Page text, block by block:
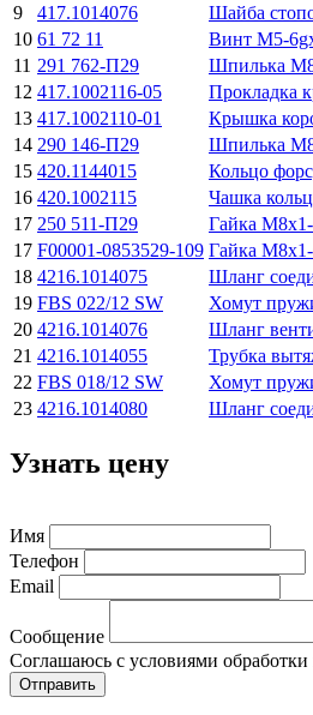
9
417.1014076 Шайба
10 61 72 11 Винт М5-
11 291 762-П29 Шпилька
12 417.1002116-05 Прокладка
13 417.1002110-01 Крышка
14 290 146-П29 Шпилька
15 420.1144015 Кольцо
16 420.1002115 Чашка
17 250 511-П29 Гайка
17 F00001-0853529-109 Гайка
18 4216.1014075 Шланг
19 FBS 022/12 SW Хомут
20 4216.1014076 Шланг
21 4216.1014055 Трубка
22 FBS 018/12 SW Хомут
23 4216.1014080 Шланг
Узнать цену
Имя
Телефон
Email
Сообщение
Соглашаюсь с условиями
Отправить